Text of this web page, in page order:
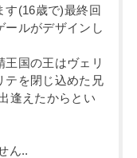
す(16歳で)最終回
ールがデザインし
国の王はヴェリ
テを閉じ込めた兄
逢えたからとい
ん..